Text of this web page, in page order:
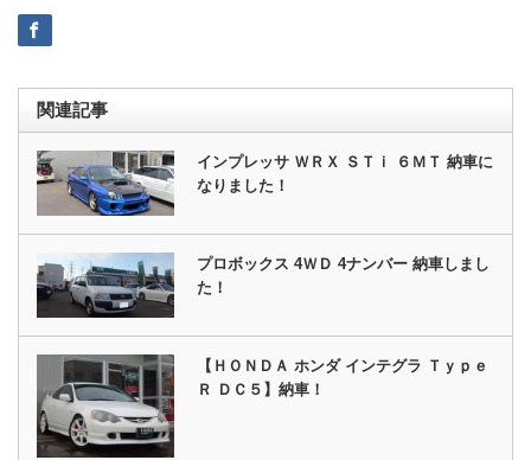
関連記事
インプレッサ ＷＲＸ ＳＴｉ ６ＭＴ 納車に
なりました！
プロボックス 4ＷＤ 4ナンバー 納車しまし
た！
【ＨＯＮＤＡ ホンダ インテグラ Ｔｙｐｅ
Ｒ ＤＣ５】納車！